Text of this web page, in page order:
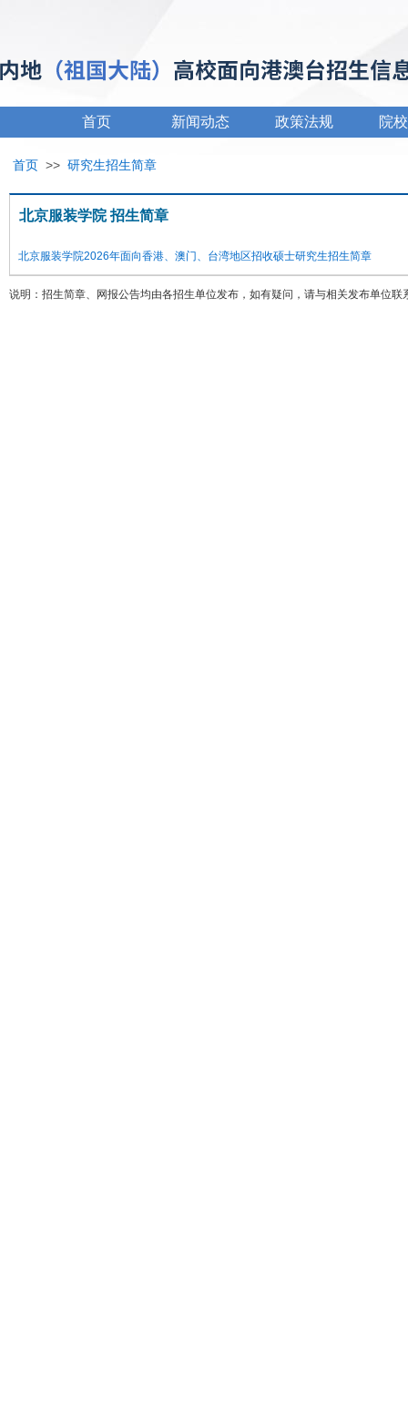
首页 新闻动态 政策法规 院
首页 >> 研究生招生简章
北京服装学院 招生简章
北京服装学院2026年面向香港、澳门、台湾地区招收硕士研究生招生简章
说明：招生简章、网报公告均由各招生单位发布，如有疑问，请与相关发布单位